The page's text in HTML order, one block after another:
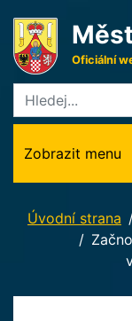
Oficiální
Zobrazit menu
Úvodní strana